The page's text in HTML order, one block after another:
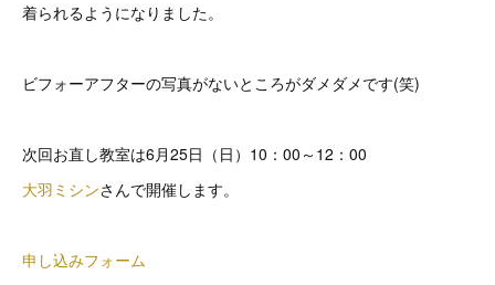
着られるようになりました。
ビフォーアフターの写真がないところがダメダメです(笑)
次回お直し教室は6月25日（日）10：00～12：00
大羽ミシンさんで開催します。
申し込みフォーム